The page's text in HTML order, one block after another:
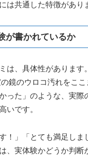
は共通した特徴があり
が書かれているか
は、具体性があります
鏡のウロコ汚れをここ
った」のような、実際
いです。
！」「とても満足しま
、実体験かどうか判断